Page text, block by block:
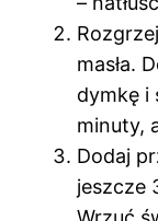
masła.
dymkę i
minuty,
Dodaj
jeszcze